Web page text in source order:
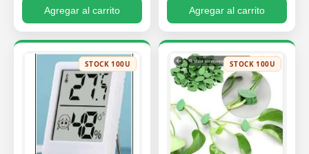
Agregar al carrito Agregar al carrito
STOCK 100U STOCK 100U